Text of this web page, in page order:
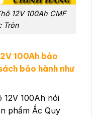
12V 100Ah CMF
Tròn
100Ah bảo
bảo hành như
12V 100Ah nói
phẩm Ắc Quy